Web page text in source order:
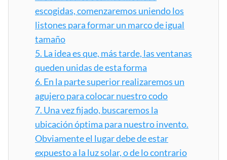
escogidas, comenzaremos uniendo los
listones para formar un marco de igual
tamaño
5. La idea es que, más tarde, las ventanas
queden unidas de esta forma
6. En la parte superior realizaremos un
agujero para colocar nuestro codo
7. Una vez fijado, buscaremos la
ubicación óptima para nuestro invento.
Obviamente el lugar debe de estar
expuesto a la luz solar, o de lo contrario